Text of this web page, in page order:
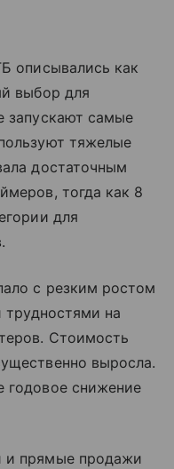
описывались как
выбор для
запускают самые
тяжелые
достаточным
тогда как 8
для
с резким ростом
трудностями на
Стоимость
выросла.
годовое снижение
и прямые продажи